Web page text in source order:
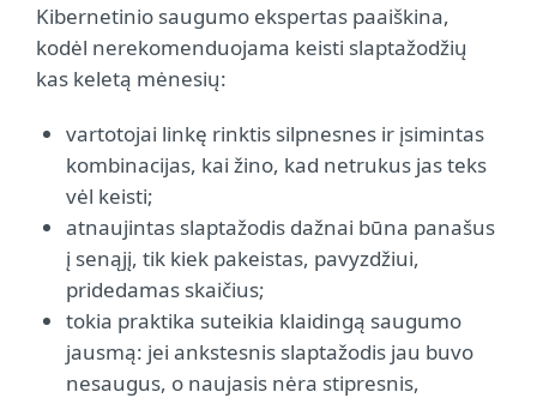
Kibernetinio saugumo ekspertas paaiškina,
kodėl nerekomenduojama keisti slaptažodžių
kas keletą mėnesių:
vartotojai linkę rinktis silpnesnes ir įsimintas
kombinacijas, kai žino, kad netrukus jas teks
vėl keisti;
atnaujintas slaptažodis dažnai būna panašus
į senąjį, tik kiek pakeistas, pavyzdžiui,
pridedamas skaičius;
tokia praktika suteikia klaidingą saugumo
jausmą: jei ankstesnis slaptažodis jau buvo
nesaugus, o naujasis nėra stipresnis,